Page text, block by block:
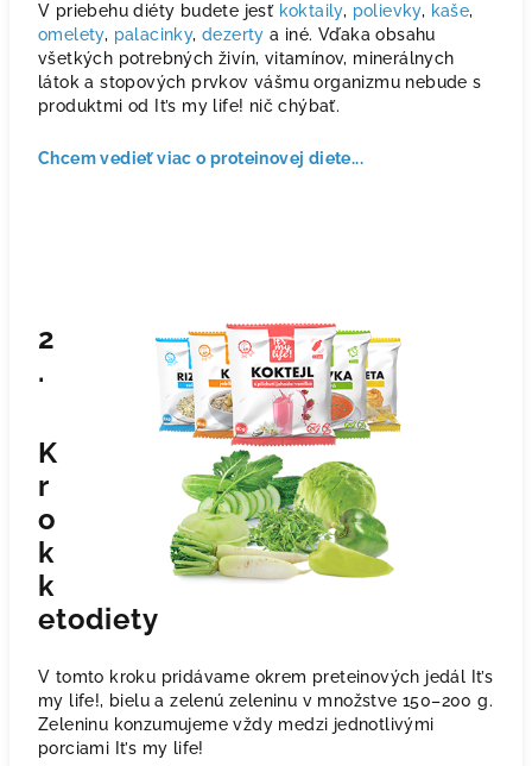
V priebehu diéty budete jesť koktaily, polievky, kaše,
omelety, palacinky,dezerty a iné. Vďaka obsahu
všetkých potrebných živín, vitamínov, minerálnych
látok a stopových prvkov vášmu organizmu nebude s
produktmi od It’s my life! nič chýbať.
Chcem vedieť viac o proteinovej diete...
2
.
K
r
o
k
k
etodiety
V tomto kroku pridávame okrem preteinových jedál It’s
my life!, bielu a zelenú zeleninu v množstve 150–200 g.
Zeleninu konzumujeme vždy medzi jednotlivými
porciami It’s my life!